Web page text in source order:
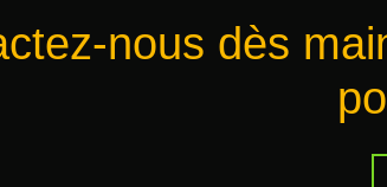
nous dès